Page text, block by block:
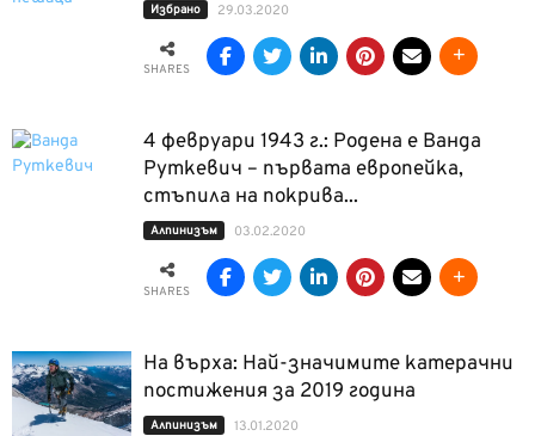
Избрано 29.03.2020
SHARES
4 февруари 1943 г.: Родена е Ванда
Руткевич – първата европейка,
стъпила на покрива...
Алпинизъм 03.02.2020
SHARES
На върха: Най-значимите катерачни
постижения за 2019 година
Алпинизъм 13.01.2020